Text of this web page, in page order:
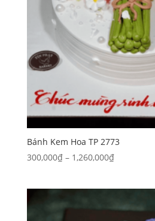
Bánh Kem Hoa TP 2773
300,000₫ – 1,260,000₫Khoảng
đến